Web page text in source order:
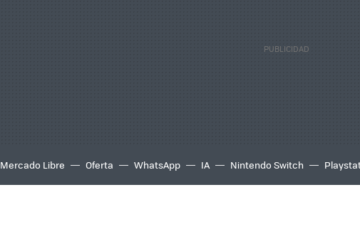
Mercado Libre Oferta WhatsApp IA Nintendo Switch